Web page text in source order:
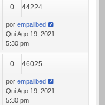
0 44224
por empallbed
Qui Ago 19, 2021
5:30 pm
0 46025
por empallbed
Qui Ago 19, 2021
5:30 pm